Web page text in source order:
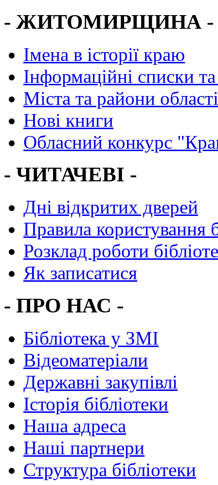
- ЖИТОМИРЩИНА -
Імена в історії краю
Інформаційні списки
Міста та райони області
Нові книги
Обласний конкурс
- ЧИТАЧЕВІ -
Дні відкритих дверей
Правила користування
Розклад роботи
Як записатися
- ПРО НАС -
Бібліотека у ЗМІ
Відеоматеріали
Державні закупівлі
Історія бібліотеки
Наша адреса
Наші партнери
Структура бібліотеки